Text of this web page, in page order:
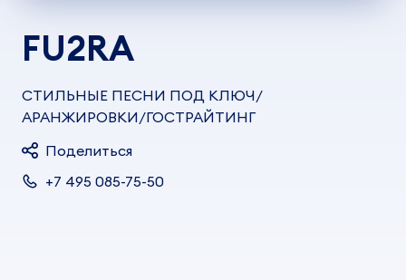
FU2RA
СТИЛЬНЫЕ ПЕСНИ ПОД КЛЮЧ/
АРАНЖИРОВКИ/ГОСТРАЙТИНГ
Поделиться
+7 495 085-75-50